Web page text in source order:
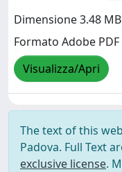
Dimensione 3.48 MB
Formato Adobe PDF
Visualizza/Apri
The text of this
Padova. Full Text
exclusive license.